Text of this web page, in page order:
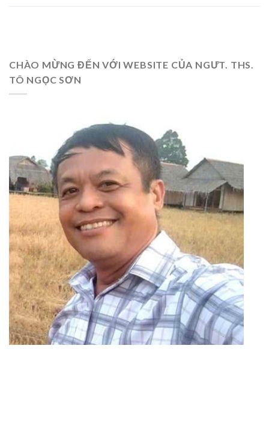
CHÀO MỪNG ĐẾN VỚI WEBSITE CỦA NGƯT. THS.
TÔ NGỌC SƠN